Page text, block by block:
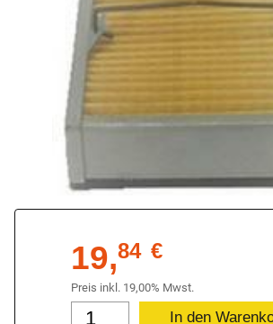
19,84 €
Preis inkl. 19,00% Mwst.